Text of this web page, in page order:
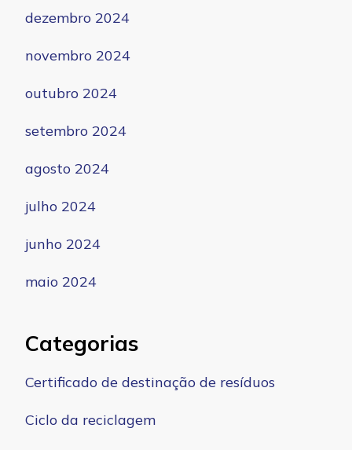
dezembro 2024
novembro 2024
outubro 2024
setembro 2024
agosto 2024
julho 2024
junho 2024
maio 2024
Categorias
Certificado de destinação de resíduos
Ciclo da reciclagem